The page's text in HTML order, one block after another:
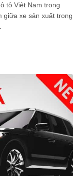
tô Việt Nam trong
giữa xe sản xuất trong